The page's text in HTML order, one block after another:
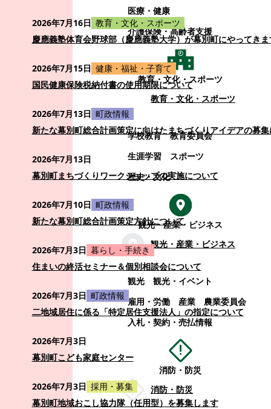
医療・健康
介護保険・高齢者支援
教育・文化・スポーツ
教育・文化・スポーツ
学校教育
教育委員会
生涯学習
スポーツ
歴史・文化
観光・産業・ビジネス
観光・産業・ビジネス
観光
観光・イベント
雇用・労働
産業
農業委員会
入札・契約・売払情報
消防・防災
消防・防災
2026年7月16日 教育・文化・スポーツ
慶應義塾体育会野球部（慶應義塾大学）が幕別町にやってき
2026年7月15日 健康・福祉・子育て
国民健康保険税納付書の使用期限について
2026年7月13日 町政情報
新たな幕別町総合計画策定に向けたまちづくりアイデアの募
2026年7月13日
幕別町まちづくりワークショップの実施について
2026年7月10日 町政情報
新たな幕別町総合計画策定方針について
2026年7月3日 暮らし・手続き
住まいの終活セミナー＆個別相談会について
2026年7月3日 町政情報
二地域居住に係る「特定居住支援法人」の指定について
2026年7月3日
幕別町こども家庭センター
2026年7月3日 採用・募集
幕別町地域おこし協力隊（任用型）を募集します